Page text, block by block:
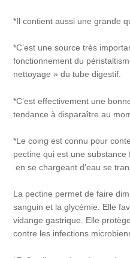
*Il contient aussi une grande
*C’est une source très
fonctionnement du
nettoyage » du tube digestif.
*C’est effectivement une
tendance à disparaître au
*Le coing est connu pour
pectine qui est une substance
en se chargeant d’eau se
La pectine permet de faire
sanguin et la glycémie. Elle
vidange gastrique. Elle
contre les infections